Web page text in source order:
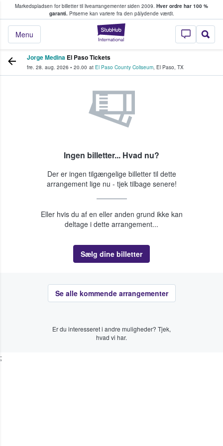
Markedspladsen for billetter til livearrangementer siden 2009. Hver ordre har 100 %
garanti.Priserne kan variere fra den pålydende værdi.
StubHub - Hvor
Menu
køber og sælger billetter
Jorge Medina El Paso Tickets
fre. 28. aug. 2026 • 20.00 at El Paso County Coliseum, El Paso, TX
Ingen billetter... Hvad nu?
Der er ingen tilgængelige billetter til dette
arrangement lige nu - tjek tilbage senere!
Eller hvis du af en eller anden grund ikke kan
deltage i dette arrangement...
Sælg dine billetter
Se alle kommende arrangementer
Er du interesseret i andre muligheder? Tjek,
hvad vi har.
;